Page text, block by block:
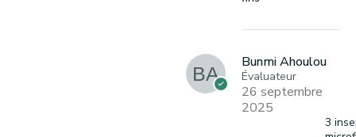
Bunmi Ahoulou
Évaluateur
26 septembre
2025
3